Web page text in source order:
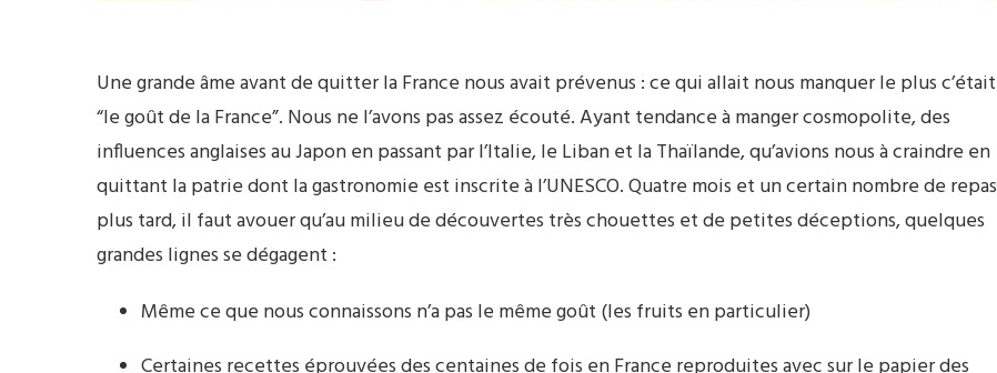
Une grande âme avant de quitter la France nous avait prévenus : ce qui allait nous manquer le plus c’était
“le goût de la France”. Nous ne l’avons pas assez écouté. Ayant tendance à manger cosmopolite, des
influences anglaises au Japon en passant par l’Italie, le Liban et la Thaïlande, qu’avions nous à craindre en
quittant la patrie dont la gastronomie est inscrite à l’UNESCO. Quatre mois et un certain nombre de repas
plus tard, il faut avouer qu’au milieu de découvertes très chouettes et de petites déceptions, quelques
grandes lignes se dégagent :
Même ce que nous connaissons n’a pas le même goût (les fruits en particulier)